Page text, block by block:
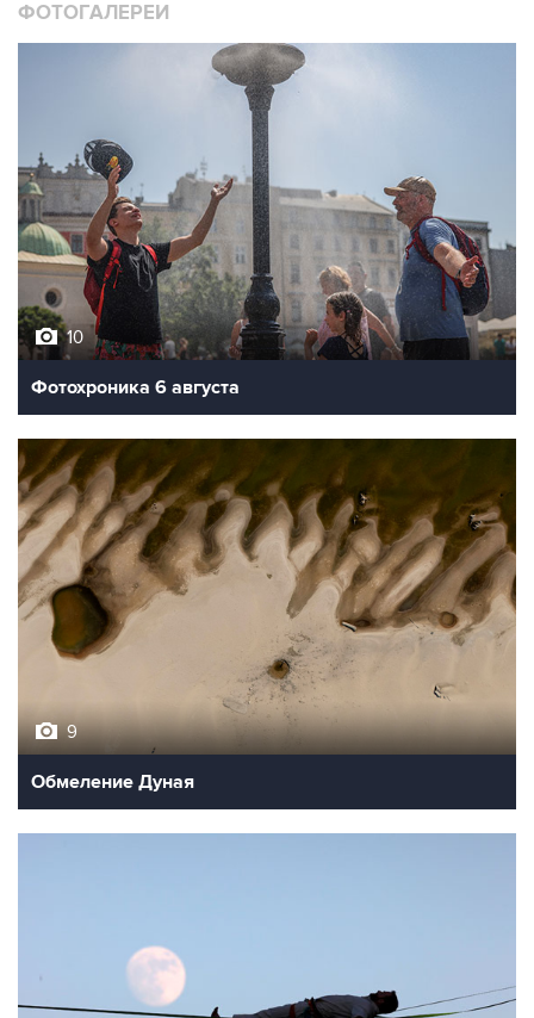
ФОТОГАЛЕРЕИ
10
Фотохроника 6 августа
9
Обмеление Дуная